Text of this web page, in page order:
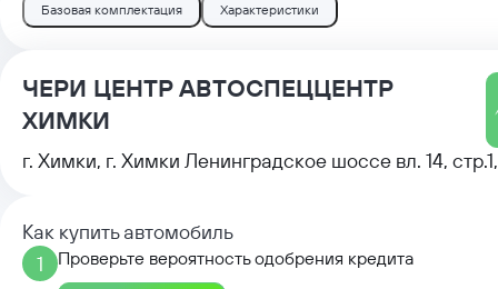
Модель показана в базовом цвете
Базовая комплектация Характеристики
ЧЕРИ ЦЕНТР АВТОСПЕЦЦЕНТР
ХИМКИ
г. Химки, г. Химки Ленинградское шоссе вл. 14, стр.1,
Как купить автомобиль
1
Проверьте вероятность одобрения кредита